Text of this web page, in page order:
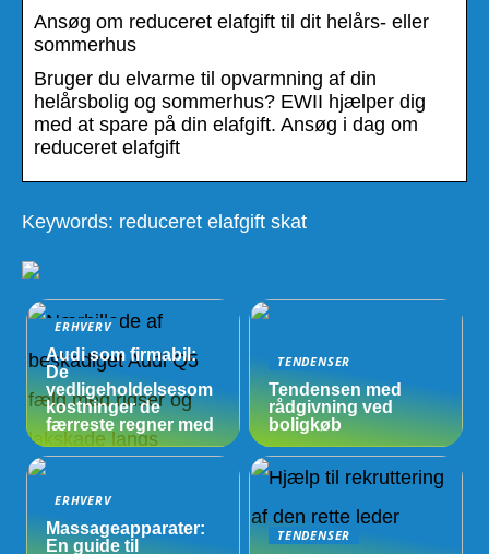
Ansøg om reduceret elafgift til dit helårs- eller
sommerhus
Bruger du elvarme til opvarmning af din
helårsbolig og sommerhus? EWII hjælper dig
med at spare på din elafgift. Ansøg i dag om
reduceret elafgift
Keywords: reduceret elafgift skat
ERHVERV
Audi som firmabil:
De
vedligeholdelsesom
kostninger de
færreste regner med
TENDENSER
Tendensen med
rådgivning ved
boligkøb
ERHVERV
Massageapparater:
En guide til
TENDENSER